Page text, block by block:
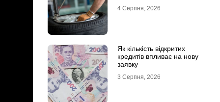
4 Серпня, 2026
Як кількість відкритих
кредитів впливає на нову
заявку
3 Серпня, 2026